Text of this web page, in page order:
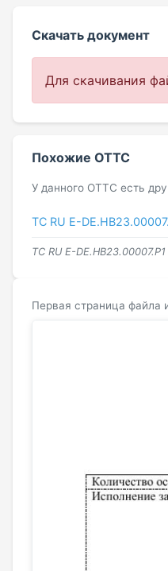
Скачать документ
Для скачивания
Похожие ОТТС
У данного ОТТС есть
ТС RU Е-
ТС RU Е-
Первая страница файла